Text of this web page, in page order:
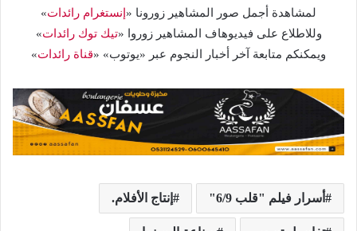
لمشاهدة أجمل صور المشاهير زورونا « إنستغرام رائدات»
وللاطلاع على فيديوهاف المشاهير زوروا «تيك توك رائدات»
ويمكنكم متابعة آخر أخبار النجوم عبر «يوتوب» «قناة رائدات»
أسرار فيلم "قلب 6/9" إنتاج الأفلام.